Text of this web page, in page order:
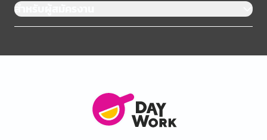
สำหรับผู้สมัครงาน